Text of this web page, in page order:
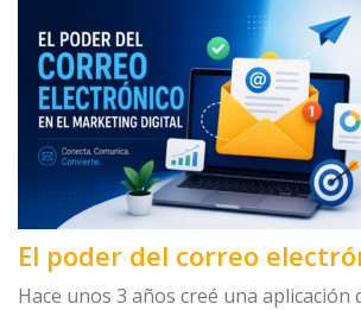
El poder del correo
Hace unos 3 años creé una aplicación